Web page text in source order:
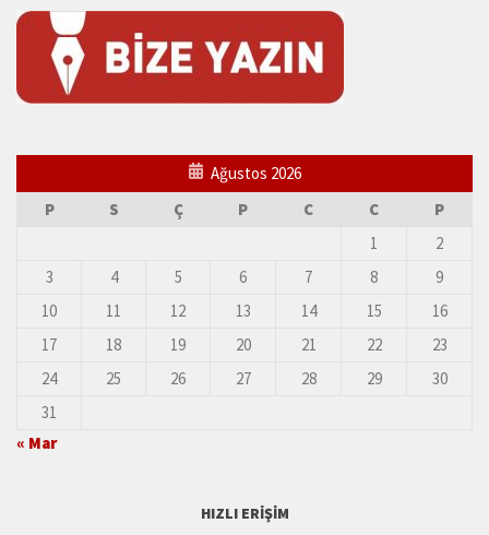
Ağustos 2026
P
S Ç P C C
P
1
2
3
4 5 6 7 8
9
10
11 12 13 14 15
16
17
18 19 20 21 22
23
24
25 26 27 28 29
30
31
« Mar
HIZLI ERIŞIM